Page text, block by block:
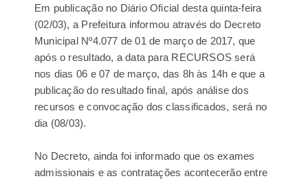
Em publicação no Diário Oficial desta quinta-feira
(02/03), a Prefeitura informou através do Decreto
Municipal Nº4.077 de 01 de março de 2017, que
após o resultado, a data para RECURSOS será
nos dias 06 e 07 de março, das 8h às 14h e que a
publicação do resultado final, após análise dos
recursos e convocação dos classificados, será no
dia (08/03).
No Decreto, ainda foi informado que os exames
admissionais e as contratações acontecerão entre